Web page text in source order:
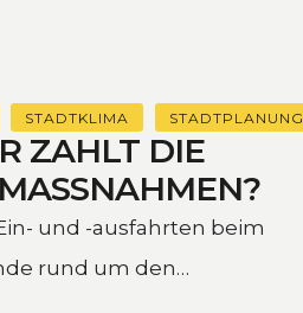
STADTKLIMA STADTPLANUNG
ZAHLT DIE
und -ausfahrten beim
rund um den